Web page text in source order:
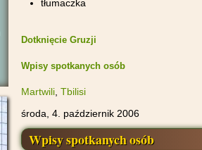
tłumaczka
Dotknięcie Gruzji
Wpisy spotkanych osób
Martwili, Tbilisi
środa, 4. październik 2006
Wpisy spotkanych osób